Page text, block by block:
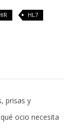
HL7
prisas y
ocio necesita